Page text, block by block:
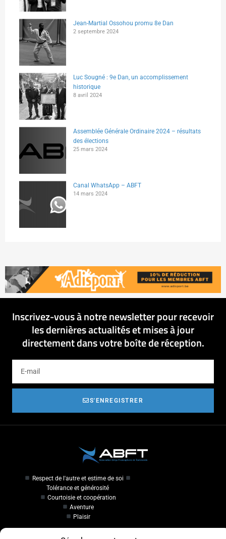
Jean-Martial Ossohou promu 8e Dan
2 septembre 2024
Luc Sougné : 9e Dan, un accomplissement
historique
8 avril 2024
Assemblée Générale Ordinaire 2024 – résultats
des élections
25 mars 2024
Canal WhatsApp – ABFT
14 mars 2024
Inscrivez-vous à notre newsletter pour recevoir
les dernières actualités et mises à jour
directement dans votre boîte de réception.
S'ENREGISTRER
Respect de l'autre et estime de soi
Tolérance et générosité
Courtoisie et coopération
Aventure
Plaisir